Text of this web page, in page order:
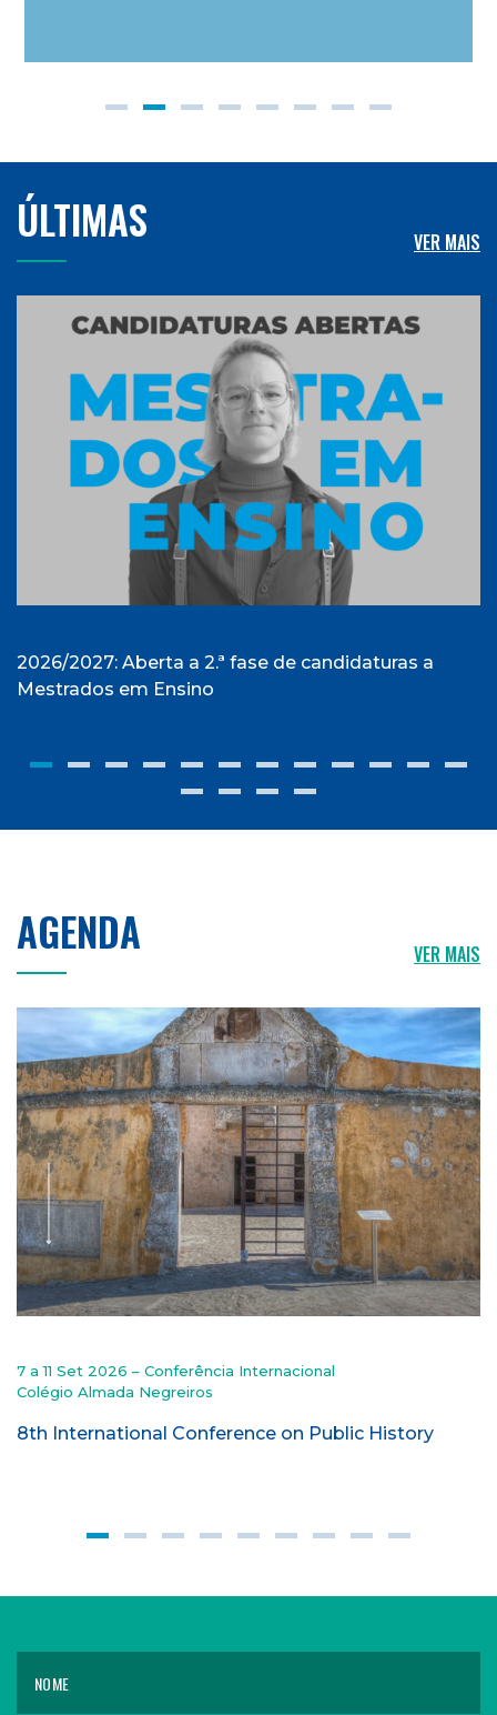
ÚLTIMAS VER MAIS
2026/2027: Aberta a 2.ª fase de candidaturas a
Mestrados em Ensino
AGENDA VER MAIS
7 a 11 Set 2026 – Conferência Internacional
Colégio Almada Negreiros
8th International Conference on Public History